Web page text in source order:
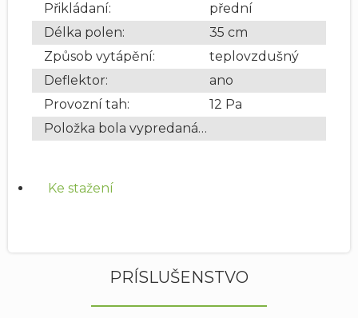
Přikládaní:
přední
Délka polen:
35 cm
Způsob vytápění:
teplovzdušný
Deflektor:
ano
Provozní tah:
12 Pa
Položka bola vypredaná…
Ke stažení
PRÍSLUŠENSTVO